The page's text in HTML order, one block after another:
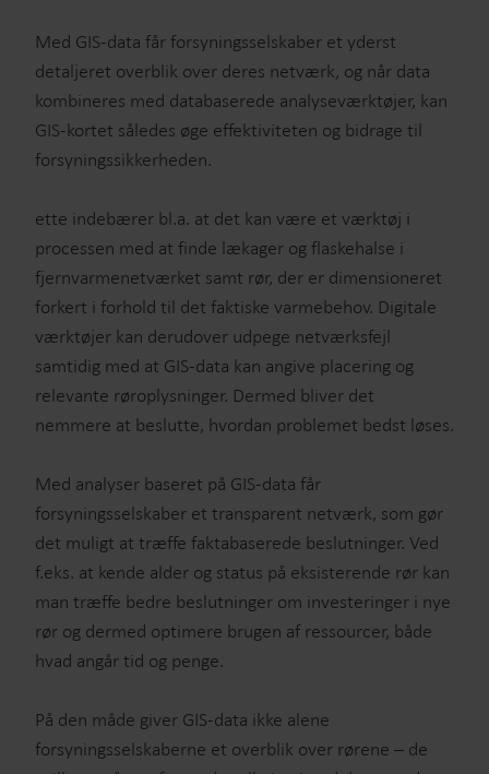
Med GIS-data får forsyningsselskaber et yderst
detaljeret overblik over deres netværk, og når data
kombineres med databaserede analyseværktøjer, kan
GIS-kortet således øge effektiviteten og bidrage til
forsyningssikkerheden.
ette indebærer bl.a. at det kan være et værktøj i
processen med at finde lækager og flaskehalse i
fjernvarmenetværket samt rør, der er dimensioneret
forkert i forhold til det faktiske varmebehov. Digitale
værktøjer kan derudover udpege netværksfejl
samtidig med at GIS-data kan angive placering og
relevante røroplysninger. Dermed bliver det
nemmere at beslutte, hvordan problemet bedst løses.
Med analyser baseret på GIS-data får
forsyningsselskaber et transparent netværk, som gør
det muligt at træffe faktabaserede beslutninger. Ved
f.eks. at kende alder og status på eksisterende rør kan
man træffe bedre beslutninger om investeringer i nye
rør og dermed optimere brugen af ressourcer, både
hvad angår tid og penge.
På den måde giver GIS-data ikke alene
forsyningsselskaberne et overblik over rørene – de